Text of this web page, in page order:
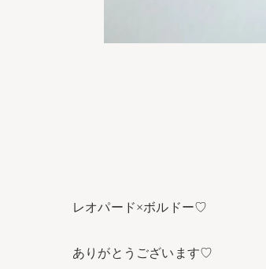
レオパード×ボルドー♡
ありがとうございます♡